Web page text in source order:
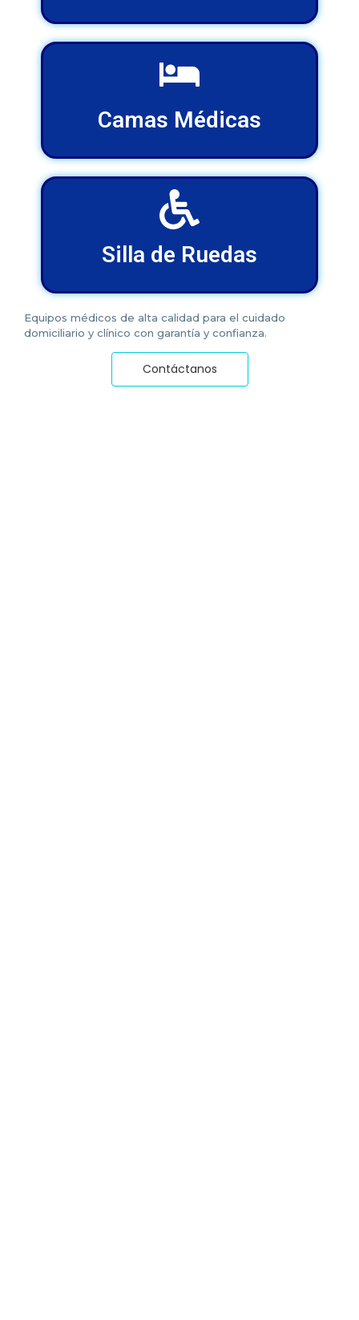
Camas Médicas
Silla de Ruedas
Equipos médicos de alta calidad para el cuidado
domiciliario y clínico con garantía y confianza.
Contáctanos